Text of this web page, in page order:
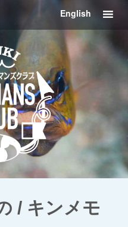
English
/ キンメモ